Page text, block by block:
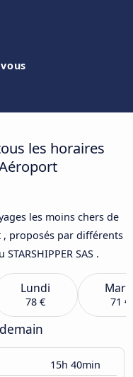
les horaires
les moins chers de
, proposés par différents
SAS .
Lundi
78 € 71 €
15h 40min